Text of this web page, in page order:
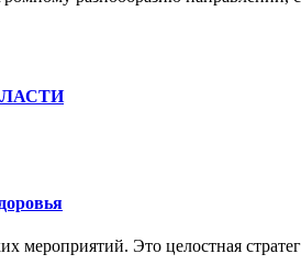
мероприятий. Это целостная